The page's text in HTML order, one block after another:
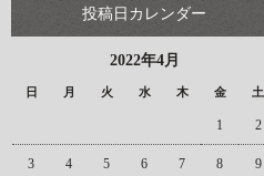
投稿日カレンダー
2022年4月
日 月 火 水 木 金 土
1 2
3 4 5 6 7 8 9